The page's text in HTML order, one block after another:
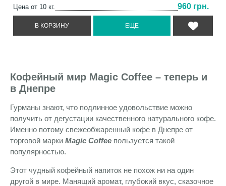
Цена от 10 кг. 960 грн.
Кофейный мир Magic Coffee – теперь и
в Днепре
Гурманы знают, что подлинное удовольствие можно
получить от дегустации качественного натурального кофе.
Именно потому свежеобжаренный кофе в Днепре от
торговой марки Magic Coffee пользуется такой
популярностью.
Этот чудный кофейный напиток не похож ни на один
другой в мире. Манящий аромат, глубокий вкус, сказочное